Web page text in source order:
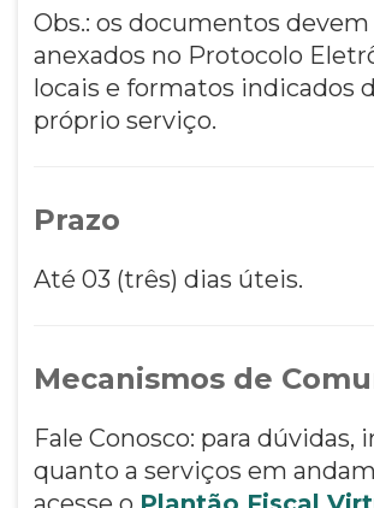
Obs.: os documentos devem
anexados no Protocolo
locais e formatos indicados
próprio serviço.
Prazo
Até 03 (três) dias úteis.
Mecanismos de
Fale Conosco: para dúvidas,
quanto a serviços em